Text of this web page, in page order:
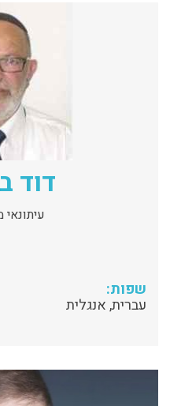
דוד
שפות:
עברית, אנגלית